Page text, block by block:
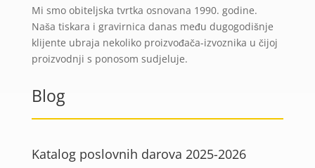
Mi smo obiteljska tvrtka osnovana 1990. godine.
Naša tiskara i gravirnica danas među dugogodišnje
klijente ubraja nekoliko proizvođača-izvoznika u čijoj
proizvodnji s ponosom sudjeluje.
Blog
Katalog poslovnih darova 2025-2026